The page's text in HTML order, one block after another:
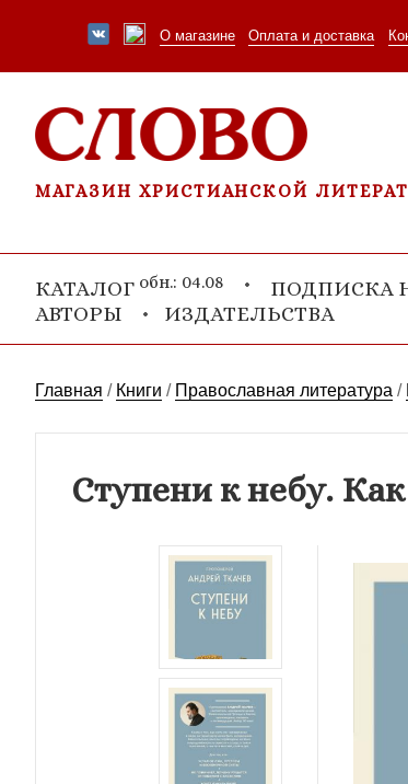
О магазине Оплата и доставка
МАГАЗИН ХРИСТИАНСКОЙ
КАТАЛОГ обн.: 04.08 ПОДПИСКА
АВТОРЫ
ИЗДАТЕЛЬСТВА
Главная / Книги / Православная литература /
Ступени к небу.